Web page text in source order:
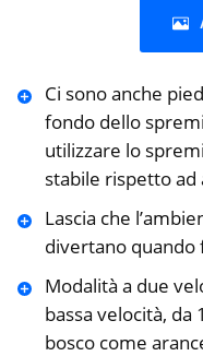
Ci sono anche
fondo dello
utilizzare lo
stabile rispetto
Lascia che
divertano quando
Modalità a due
bassa velocità,
bosco come